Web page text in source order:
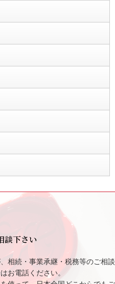
談下さい
相続・事業承継・税務等のご相談
お電話ください。